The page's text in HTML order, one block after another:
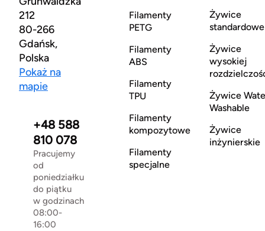
212
80-266
Gdańsk,
Polska
Pokaż na
mapie
+48 588
810 078
Pracujemy
od
poniedziałku
do piątku
w godzinach
08:00-
16:00
Filamenty
PETG
Filamenty
ABS
Filamenty
TPU
Filamenty
kompozytowe
Filamenty
specjalne
Żywice
standardowe
Żywice
wysokiej
Żywice
Washable
Żywice
inżynierskie